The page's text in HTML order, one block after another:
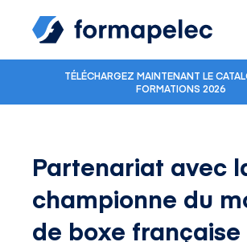
TÉLÉCHARGEZ MAINTENANT LE
FORMATIONS 2026
Partenariat avec
championne du
de boxe française